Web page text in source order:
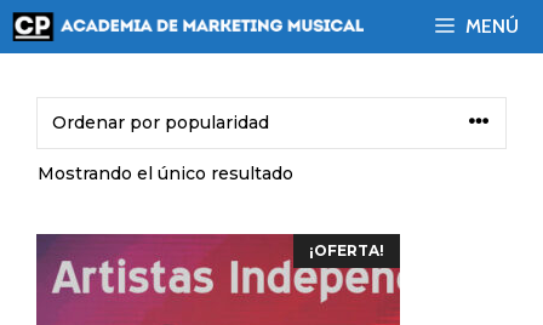
Saltar
al
contenido
MENÚ
Mostrando el único resultado
¡OFERTA!